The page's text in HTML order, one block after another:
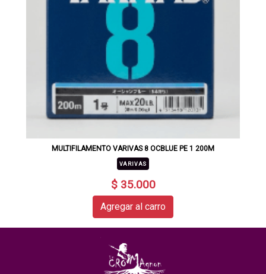
MULTIFILAMENTO VARIVAS 8 OCBLUE PE 1 200M
VARIVAS
$ 35.000
Agregar al carro